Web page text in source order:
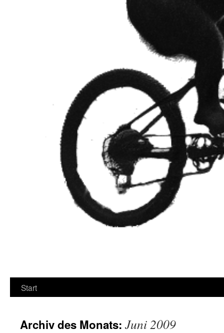
Start
Archiv des Monats: Juni 2009